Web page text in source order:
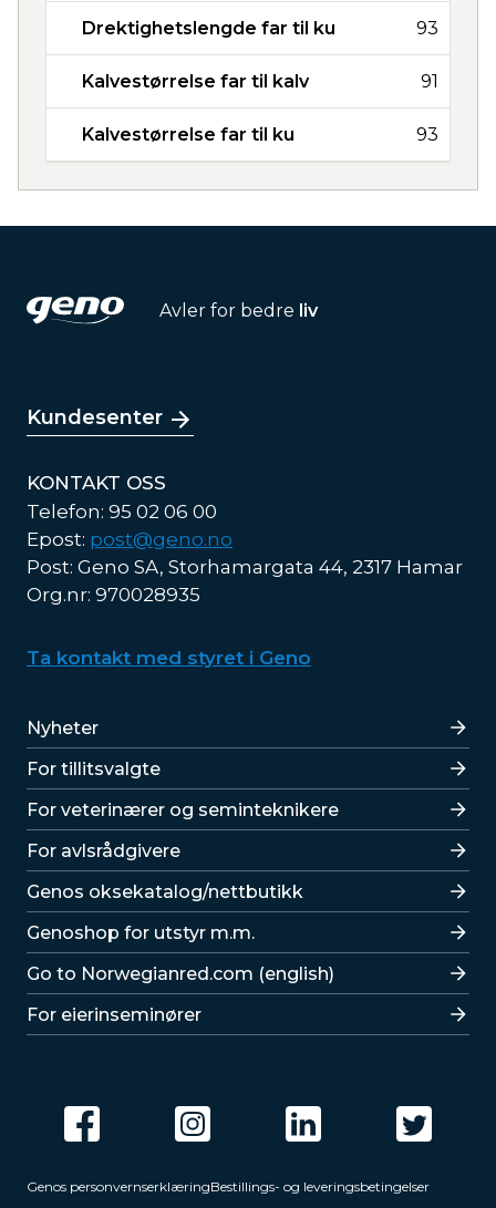
Drektighetslengde far til ku 93
Kalvestørrelse far til kalv 91
Kalvestørrelse far til ku 93
Avler for bedre liv
Kundesenter
KONTAKT OSS
Telefon: 95 02 06 00
Epost: post@geno.no
Post: Geno SA, Storhamargata 44, 2317 Hamar
Org.nr: 970028935
Ta kontakt med styret i Geno
Lenker
Nyheter
For tillitsvalgte
For veterinærer og seminteknikere
For avlsrådgivere
Lenker
Genos oksekatalog/nettbutikk
Genoshop for utstyr m.m.
Go to Norwegianred.com (english)
For eierinseminører
Genos personvernserklæringBestillings- og leveringsbetingelser